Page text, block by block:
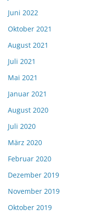
Juni 2022
Oktober 2021
August 2021
Juli 2021
Mai 2021
Januar 2021
August 2020
Juli 2020
März 2020
Februar 2020
Dezember 2019
November 2019
Oktober 2019